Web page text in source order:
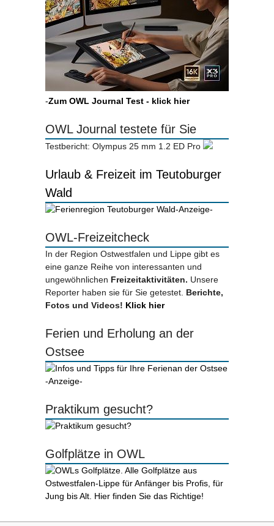
-Zum OWL Journal Test - klick hier
OWL Journal testete für Sie
Testbericht: Olympus 25 mm 1.2 ED Pro
Urlaub & Freizeit im Teutoburger
Wald
-Anzeige-
OWL-Freizeitcheck
In der Region Ostwestfalen und Lippe gibt es
eine ganze Reihe von interessanten und
ungewöhnlichen Freizeitaktivitäten. Unsere
Reporter haben sie für Sie getestet. Berichte,
Fotos und Videos! Klick hier
Ferien und Erholung an der
Ostsee
-Anzeige-
Praktikum gesucht?
Golfplätze in OWL